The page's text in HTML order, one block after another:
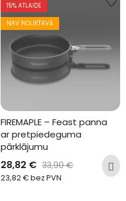
15% ATLAIDE
NAV NOLIKTAVĀ
FIREMAPLE – Feast panna
ar pretpiedeguma
pārklājumu
28,82 € 33,90€
23,82€bez PVN